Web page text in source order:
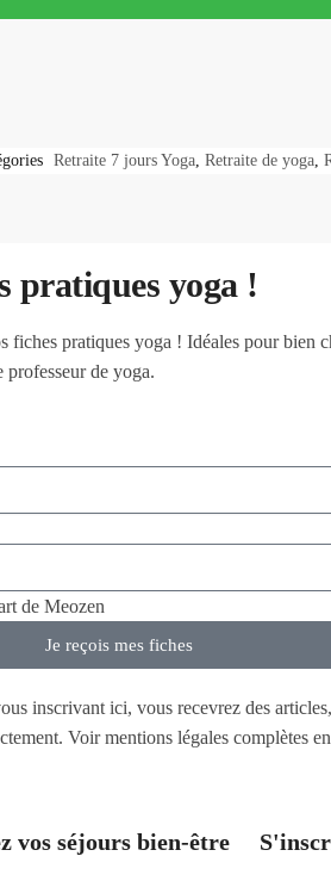
Retraite 7 jours Yoga Retraite de yoga
pratiques yoga !
fiches pratiques yoga ! Idéales pour bien
professeur de yoga.
de Meozen
Je reçois mes fiches
inscrivant ici, vous recevrez des
Voir mentions légales complètes
vos séjours bien-être